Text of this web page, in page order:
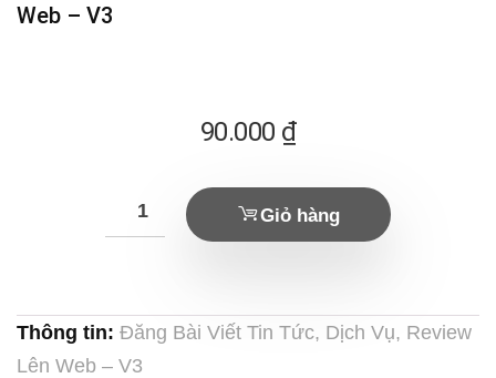
Web – V3
90.000 ₫
Giỏ hàng
Thông tin: Đăng Bài Viết Tin Tức, Dịch Vụ, Review
Lên Web – V3